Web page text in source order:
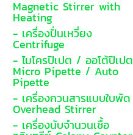
Magnetic Stirrer with
Heating
- เครื่องปั่นเหวี่ยง
Centrifuge
- ไมโครปิเปต / ออโต้ปิเปต
Micro Pipette / Auto
Pipette
- เครื่องกวนสารแบบใบพัด
Overhead Stirrer
- เครื่องนับจำนวนเชื้อ